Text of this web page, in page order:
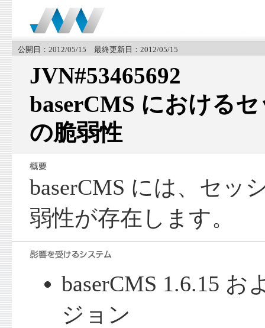
公開日：2012/05/15 最終更新日：2012/05/15
JVN#53465692
baserCMS における
の脆弱性
baserCMS には、セッ
弱性が存在します。
baserCMS 1.6.15
ジョン